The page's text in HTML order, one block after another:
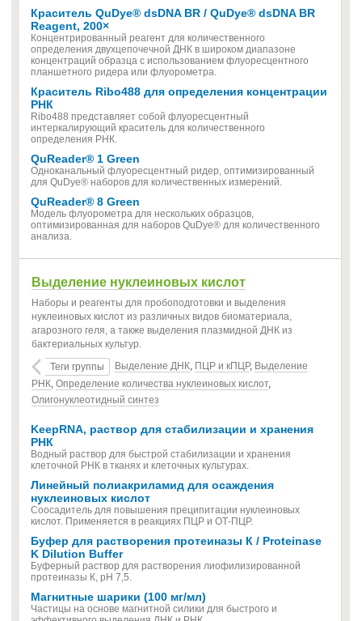
Краситель QuDye® dsDNA BR / QuDye® dsDNA BR
Reagent, 200×
Концентрированный реагент для количественного
определения двухцепочечной ДНК в широком диапазоне
концентраций образца с использованием флуоресцентного
планшетного ридера или флуорометра.
Краситель Ribo488 для определения концентрации
РНК
Ribo488 представляет собой флуоресцентный
интеркалирующий краситель для количественного
определения РНК.
QuReader® 1 Green
Одноканальный флуоресцентный ридер, оптимизированный
для QuDye® наборов для количественных измерений.
QuReader® 8 Green
Модель флуорометра для нескольких образцов,
оптимизированная для наборов QuDye® для количественного
анализа.
Выделение нуклеиновых кислот
Наборы и реагенты для пробоподготовки и выделения
нуклеиновых кислот из различных видов биоматериала,
агарозного геля, а также выделения плазмидной ДНК из
бактериальных культур.
Теги группы
Выделение ДНК, ПЦР и кПЦР, Выделение
РНК, Определение количества нуклеиновых кислот,
Олигонуклеотидный синтез
KeepRNA, раствор для стабилизации и хранения
РНК
Водный раствор для быстрой стабилизации и хранения
клеточной РНК в тканях и клеточных культурах.
Линейный полиакриламид для осаждения
нуклеиновых кислот
Соосадитель для повышения преципитации нуклеиновых
кислот. Применяется в реакциях ПЦР и ОТ-ПЦР.
Буфер для растворения протеиназы К / Proteinase
K Dilution Buffer
Буферный раствор для растворения лиофилизированной
протеиназы К, pH 7,5.
Магнитные шарики (100 мг/мл)
Частицы на основе магнитной силики для быстрого и